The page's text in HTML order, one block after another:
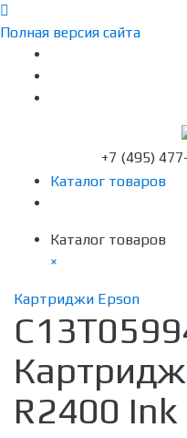
Полная версия сайта
+7 (495)
Каталог товаров
Каталог товаров
×
Картриджи Epson
R2400